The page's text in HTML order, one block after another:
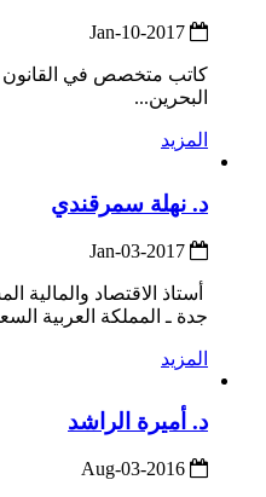
كاتب متخصص في القانون
البحرين...
المزيد
د. نهلة سمرقندي
أستاذ الاقتصاد والمالية
جدة ـ المملكة العربية
المزيد
د. أميرة الراشد